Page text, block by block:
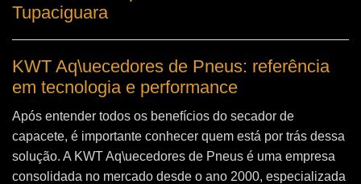
Tupaciguara
KWT Aq\uecedores de Pneus: referência
em tecnologia e performance
Após entender todos os benefícios do secador de
capacete, é importante conhecer quem está por trás dessa
solução. A KWT Aq\uecedores de Pneus é uma empresa
consolidada no mercado desde o ano 2000, especializada